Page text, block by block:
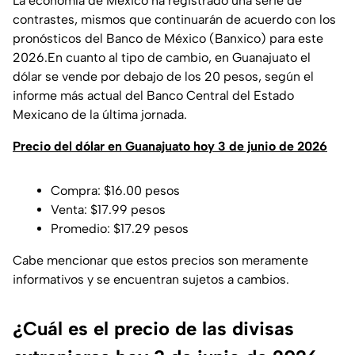
contrastes, mismos que continuarán de acuerdo con los
pronósticos del Banco de México (Banxico) para este
2026.En cuanto al tipo de cambio, en Guanajuato el
dólar se vende por debajo de los 20 pesos, según el
informe más actual del Banco Central del Estado
Mexicano de la última jornada.
Precio del dólar en Guanajuato hoy 3 de junio de 2026
Compra: $16.00 pesos
Venta: $17.99 pesos
Promedio: $17.29 pesos
Cabe mencionar que estos precios son meramente
informativos y se encuentran sujetos a cambios.
¿Cuál es el precio de las divisas